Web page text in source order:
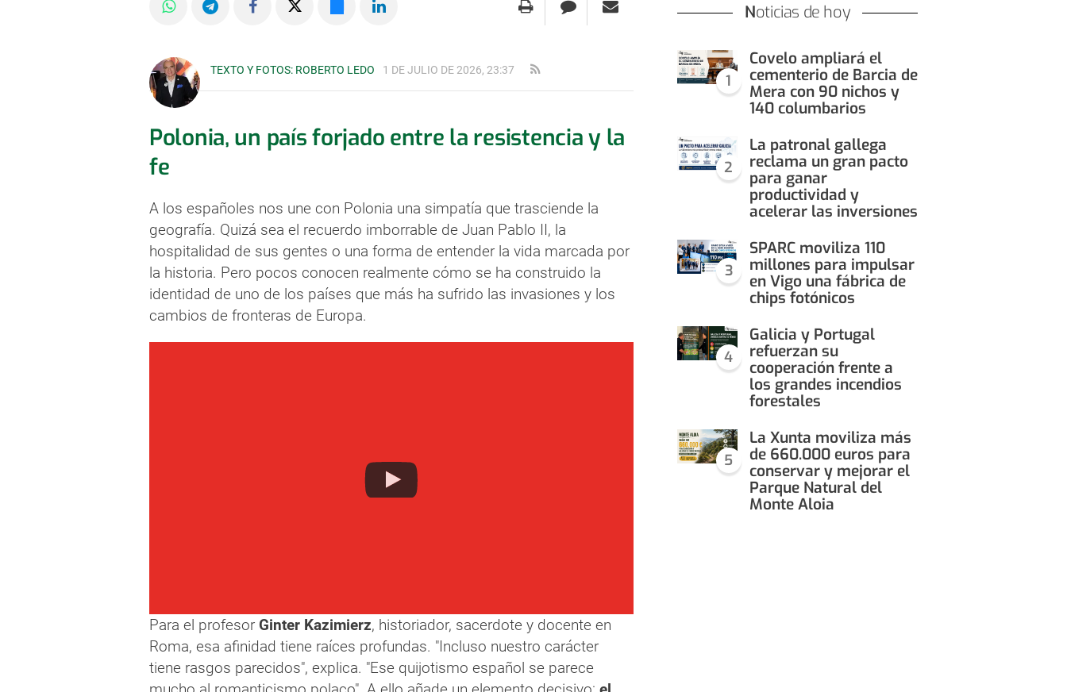
TEXTO Y FOTOS: ROBERTO LEDO 1 DE JULIO DE 2026, 23:37
Polonia, un país forjado entre la resistencia y la
fe
A los españoles nos une con Polonia una simpatía que trasciende la
geografía. Quizá sea el recuerdo imborrable de Juan Pablo II, la
hospitalidad de sus gentes o una forma de entender la vida marcada por
la historia. Pero pocos conocen realmente cómo se ha construido la
identidad de uno de los países que más ha sufrido las invasiones y los
cambios de fronteras de Europa.
Para el profesor Ginter Kazimierz, historiador, sacerdote y docente en
Roma, esa afinidad tiene raíces profundas. "Incluso nuestro carácter
tiene rasgos parecidos", explica. "Ese quijotismo español se parece
Noticias de hoy
1
Covelo ampliará el
cementerio de Barcia de
Mera con 90 nichos y
140 columbarios
2
La patronal gallega
reclama un gran pacto
para ganar
productividad y
acelerar las inversiones
3
SPARC moviliza 110
millones para impulsar
en Vigo una fábrica de
chips fotónicos
4
Galicia y Portugal
refuerzan su
cooperación frente a
los grandes incendios
forestales
5
La Xunta moviliza más
de 660.000 euros para
conservar y mejorar el
Parque Natural del
Monte Aloia